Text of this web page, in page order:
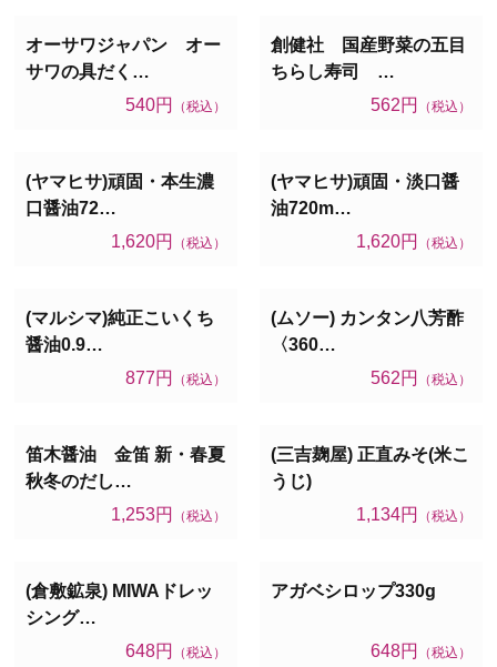
オーサワジャパン オー
サワの具だく…
540円
（税込）
創健社 国産野菜の五目
ちらし寿司 …
562円
（税込）
(ヤマヒサ)頑固・本生濃
口醤油72…
1,620円
（税込）
(ヤマヒサ)頑固・淡口醤
油720m…
1,620円
（税込）
(マルシマ)純正こいくち
醤油0.9…
877円
（税込）
(ムソー) カンタン八芳酢
〈360…
562円
（税込）
笛木醤油 金笛 新・春夏
秋冬のだし…
1,253円
（税込）
(三吉麹屋) 正直みそ(米こ
うじ)
1,134円
（税込）
(倉敷鉱泉) MIWAドレッ
シング…
648円
（税込）
アガベシロップ330g
648円 （税込）